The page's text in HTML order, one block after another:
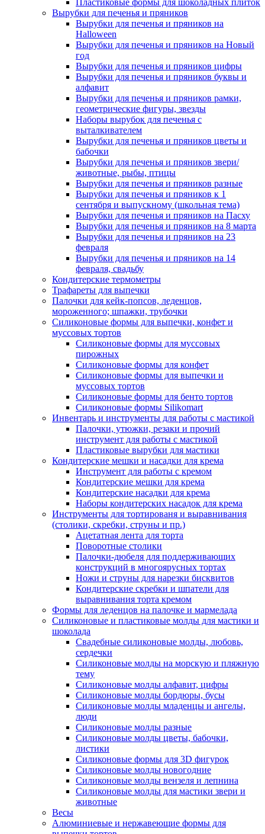
Пластиковые формы для шоколадных плиток
Вырубки для печенья и пряников
Вырубки для печенья и пряников на
Halloween
Вырубки для печенья и пряников на Новый
год
Вырубки для печенья и пряников цифры
Вырубки для печенья и пряников буквы и
алфавит
Вырубки для печенья и пряников рамки,
геометрические фигуры, звезды
Наборы вырубок для печенья с
выталкивателем
Вырубки для печенья и пряников цветы и
бабочки
Вырубки для печенья и пряников звери/
животные, рыбы, птицы
Вырубки для печенья и пряников разные
Вырубки для печенья и пряников к 1
сентября и выпускному (школьная тема)
Вырубки для печенья и пряников на Пасху
Вырубки для печенья и пряников на 8 марта
Вырубки для печенья и пряников на 23
февраля
Вырубки для печенья и пряников на 14
февраля, свадьбу
Кондитерские термометры
Трафареты для выпечки
Палочки для кейк-попсов, леденцов,
мороженного; шпажки, трубочки
Силиконовые формы для выпечки, конфет и
муссовых тортов
Силиконовые формы для муссовых
пирожных
Силиконовые формы для конфет
Силиконовые формы для выпечки и
муссовых тортов
Силиконовые формы для бенто тортов
Силиконовые формы Silikomart
Инвентарь и инструменты для работы с мастикой
Палочки, утюжки, резаки и прочий
инструмент для работы с мастикой
Пластиковые вырубки для мастики
Кондитерские мешки и насадки для крема
Инструмент для работы с кремом
Кондитерские мешки для крема
Кондитерские насадки для крема
Наборы кондитерских насадок для крема
Инструменты для тортированя и выравнивания
(столики, скребки, струны и пр.)
Ацетатная лента для торта
Поворотные столики
Палочки-дюбеля для поддерживающих
конструкций в многоярусных тортах
Ножи и струны для нарезки бисквитов
Кондитерские скребки и шпатели для
выравнивания торта кремом
Формы для леденцов на палочке и мармелада
Силиконовые и пластиковые молды для мастики и
шоколада
Свадебные силиконовые молды, любовь,
сердечки
Силиконовые молды на морскую и пляжную
тему
Силиконовые молды алфавит, цифры
Силиконовые молды бордюры, бусы
Силиконовые молды младенцы и ангелы,
люди
Силиконовые молды разные
Силиконовые молды цветы, бабочки,
листики
Силиконовые формы для 3D фигурок
Силиконовые молды новогодние
Силиконовые молды вензеля и лепнина
Силиконовые молды для мастики звери и
животные
Весы
Алюминиевые и нержавеющие формы для